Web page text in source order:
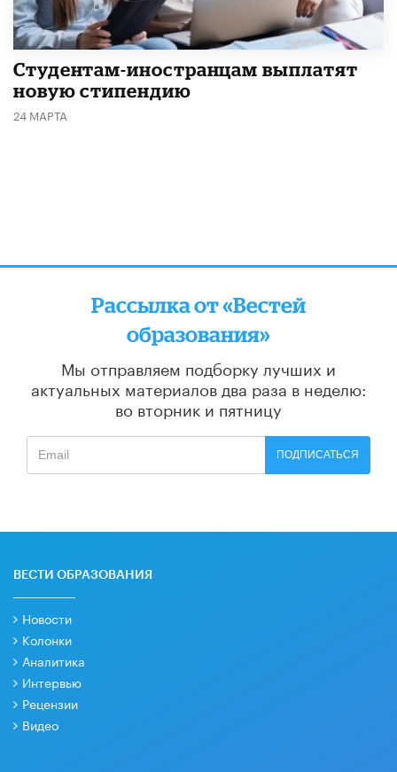
Студентам-иностранцам выплатят
новую стипендию
24 МАРТА
Рассылка от «Вестей
образования»
Мы отправляем подборку лучших и
актуальных материалов два раза в неделю:
во вторник и пятницу
ПОДПИСАТЬСЯ
ВЕСТИ ОБРАЗОВАНИЯ
Новости
Колонки
Аналитика
Интервью
Рецензии
Видео